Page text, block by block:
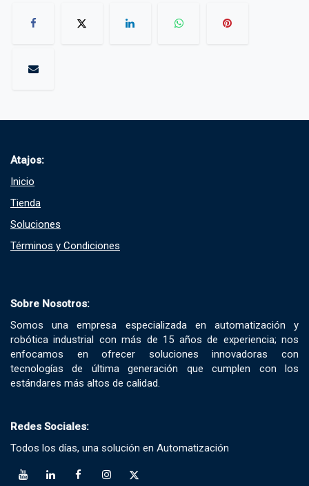
Atajos:
Inicio
Tienda
Soluciones​
Términos y Condiciones​
Sobre Nosotros:
Somos una empresa especializada en automatización y
robótica industrial con más de 15 años de experiencia; nos
enfocamos en ofrecer soluciones innovadoras con
tecnologías de última generación que cumplen con los
estándares más altos de calidad.
Redes Sociales:
Todos los días, una solución en Automatización